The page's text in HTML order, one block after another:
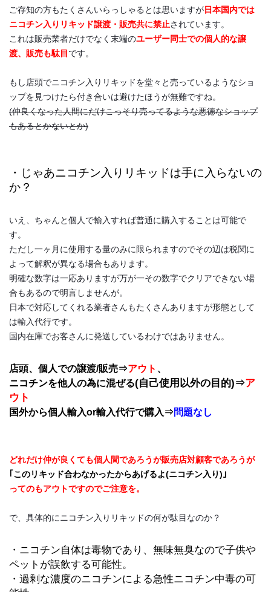
ご存知の方もたくさんいらっしゃるとは思いますが日本国内では
ニコチン入りリキッド譲渡・販売共に禁止されています。
これは販売業者だけでなく末端のユーザー同士での個人的な譲
渡、販売も駄目 です。
もし店頭でニコチン入りリキッドを堂々と売っているようなショ
ップを見つけたら付き合いは避けたほうが無難ですね。
(仲良くなった人間にだけこっそり売ってるような悪徳なショップ
もあるとかないとか)
・じゃあニコチン入りリキッドは手に入らないの
か？
いえ、ちゃんと個人で輸入すれば普通に購入することは可能で
す。
ただし一ヶ月に使用する量のみに限られますのでその辺は税関に
よって解釈が異なる場合もあります。
明確な数字は一応ありますが万が一その数字でクリアできない場
合もあるので明言しませんが。
日本で対応してくれる業者さんもたくさんありますが形態として
は輸入代行です。
国内在庫でお客さんに発送しているわけではありません。
店頭、個人での譲渡/販売⇒アウト 、
ニコチンを他人の為に混ぜる(自己使用以外の目的)⇒ア
ウト
国外から個人輸入or輸入代行で購入⇒問題なし
どれだけ仲が良くても個人間であろうが販売店対顧客であろうが
｢このリキッド合わなかったからあげるよ(ニコチン入り)｣
ってのもアウトですのでご注意を。
で、具体的にニコチン入りリキッドの何が駄目なのか？
・ニコチン自体は毒物であり、無味無臭なので子供や
ペットが誤飲する可能性。
・過剰な濃度のニコチンによる急性ニコチン中毒の可